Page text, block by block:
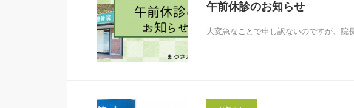
午前休診のお知らせ
大変急なことで申し訳ないのですが、